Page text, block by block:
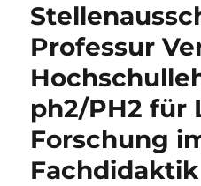
Professur
ph2/PH2 für
Forschung